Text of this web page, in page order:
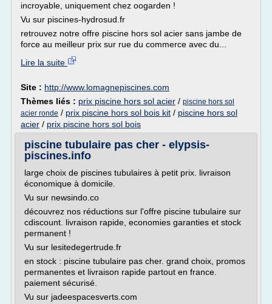
incroyable, uniquement chez oogarden !
Vu sur piscines-hydrosud.fr
retrouvez notre offre piscine hors sol acier sans jambe de
force au meilleur prix sur rue du commerce avec du...
Lire la suite
Site : http://www.lomagnepiscines.com
Thèmes liés : prix piscine hors sol acier / piscine hors sol
acier ronde / prix piscine hors sol bois kit / piscine hors sol
acier / prix piscine hors sol bois
piscine tubulaire pas cher - elypsis-
piscines.info
large choix de piscines tubulaires à petit prix. livraison
économique à domicile.
Vu sur newsindo.co
découvrez nos réductions sur l'offre piscine tubulaire sur
cdiscount. livraison rapide, economies garanties et stock
permanent !
Vu sur lesitedegertrude.fr
en stock : piscine tubulaire pas cher. grand choix, promos
permanentes et livraison rapide partout en france.
paiement sécurisé.
Vu sur jadeespacesverts.com